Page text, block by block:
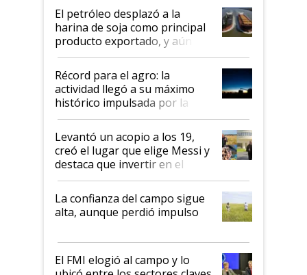
El petróleo desplazó a la
harina de soja como principal
producto exportado, y aún así
el agro aportó casi seis de cada
diez dólares y sostuvo el
liderazgo en un semestre
récord
Récord para el agro: la
actividad llegó a su máximo
histórico impulsada por la
cosecha y las exportaciones
Levantó un acopio a los 19,
creó el lugar que elige Messi y
destaca que invertir en el
kirchnerismo era como "darle
plata a un hijo para droga":
Juan Félix Rossetti, el libertario
que de una dura crisis salió
de Milei
La confianza del campo sigue
alta, aunque perdió impulso
El FMI elogió al campo y lo